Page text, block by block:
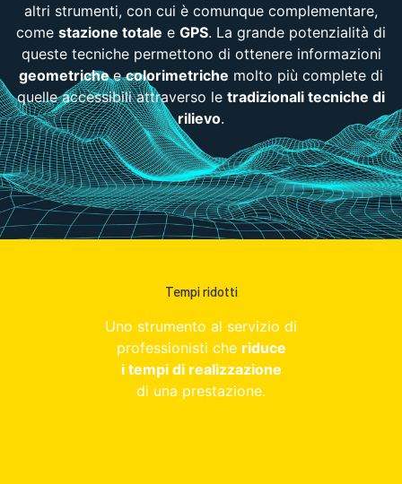
altri strumenti, con cui è comunque complementare,
come stazione totale e GPS. La grande potenzialità di
queste tecniche permettono di ottenere informazioni
geometricheecolorimetriche molto più complete di
quelle accessibili attraverso le tradizionali tecniche di
rilievo.
Tempi ridotti
Uno strumento al servizio di
professionisti che riduce
i tempi di realizzazione
di una prestazione.